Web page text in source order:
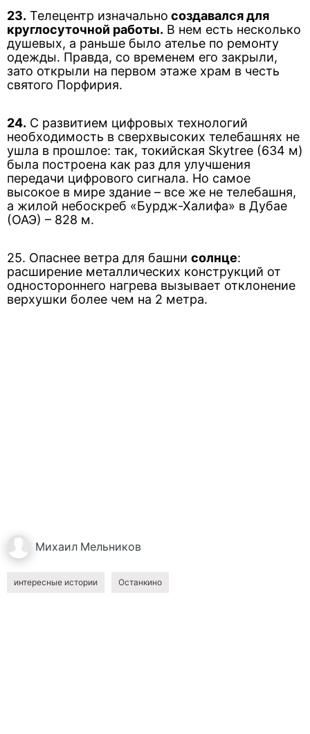
23. Телецентр изначально создавался для
круглосуточной работы. В нем есть несколько
душевых, а раньше было ателье по ремонту
одежды. Правда, со временем его закрыли,
зато открыли на первом этаже храм в честь
святого Порфирия.
24. С развитием цифровых технологий
необходимость в сверхвысоких телебашнях не
ушла в прошлое: так, токийская Skytree (634 м)
была построена как раз для улучшения
передачи цифрового сигнала. Но самое
высокое в мире здание – все же не телебашня,
а жилой небоскреб «Бурдж-Халифа» в Дубае
(ОАЭ) – 828 м.
25. Опаснее ветра для башни солнце:
расширение металлических конструкций от
одностороннего нагрева вызывает отклонение
верхушки более чем на 2 метра.
Михаил Мельников
интересные истории Останкино